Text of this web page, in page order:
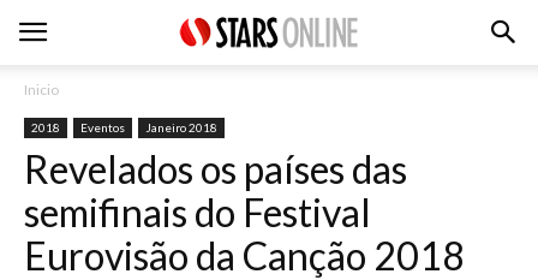
Inicio
2018 Eventos Janeiro 2018
Revelados os países das
semifinais do Festival
Eurovisão da Canção 2018